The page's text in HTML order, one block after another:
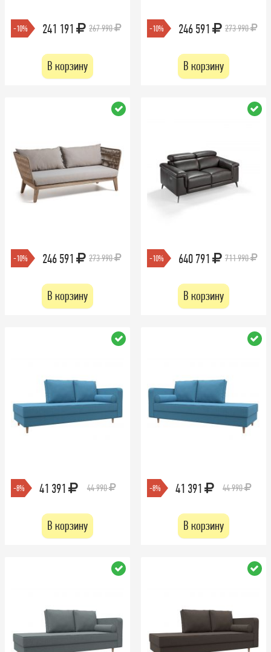
-10% 241 191 267 990
В корзину
-10% 246 591 273 990
В корзину
-10% 246 591 273 990
В корзину
-10% 640 791 711 990
В корзину
-8% 41 391 44 990
В корзину
-8% 41 391 44 990
В корзину